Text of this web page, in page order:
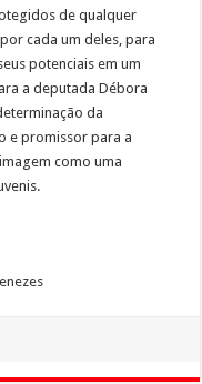
de qualquer
cada um deles, para
potenciais em um
a deputada Débora
da
e promissor para a
como uma